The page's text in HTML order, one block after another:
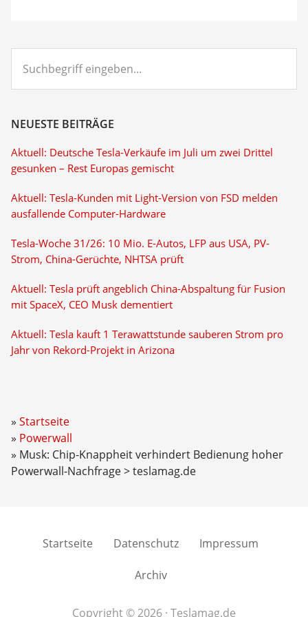
eingeben...
NEUESTE BEITRÄGE
Aktuell: Deutsche Tesla-Verkäufe im Juli um zwei Drittel
gesunken – Rest Europas gemischt
Aktuell: Tesla-Kunden mit Light-Version von FSD melden
ausfallende Computer-Hardware
Tesla-Woche 31/26: 10 Mio. E-Autos, LFP aus USA, PV-
Strom, China-Gerüchte, NHTSA prüft
Aktuell: Tesla prüft angeblich China-Abspaltung für Fusion
mit SpaceX, CEO Musk dementiert
Aktuell: Tesla kauft 1 Terawattstunde sauberen Strom pro
Jahr von Rekord-Projekt in Arizona
Startseite
Powerwall
Musk: Chip-Knappheit verhindert Bedienung hoher
Powerwall-Nachfrage > teslamag.de
Startseite Datenschutz Impressum
Archiv
Copyright © 2026 · Teslamag.de